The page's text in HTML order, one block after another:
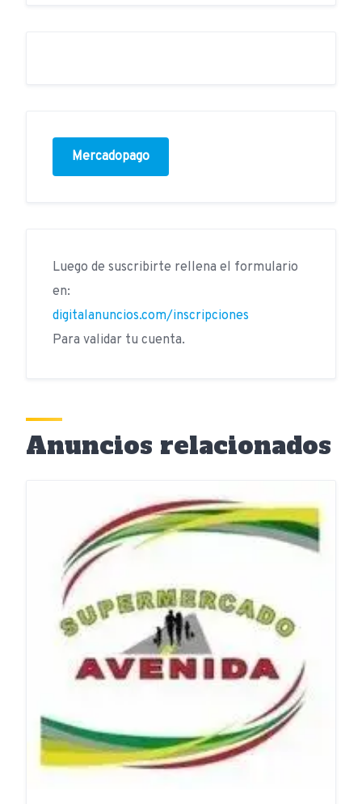
Mercadopago
Luego de suscribirte rellena el formulario
en:
digitalanuncios.com/inscripciones
Para validar tu cuenta.
Anuncios relacionados